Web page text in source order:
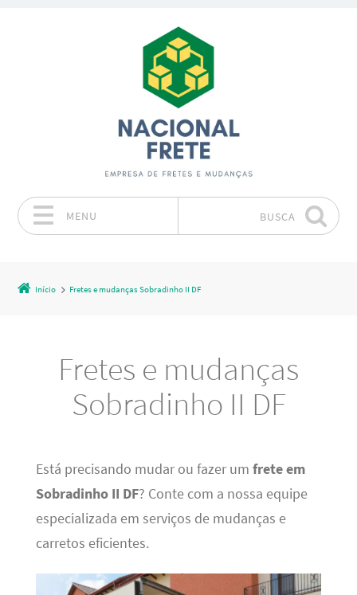
MENU BUSCA
Início Fretes e mudanças Sobradinho II DF
Fretes e mudanças
Sobradinho II DF
Está precisando mudar ou fazer um frete em
Sobradinho II DF? Conte com a nossa equipe
especializada em serviços de mudanças e
carretos eficientes.